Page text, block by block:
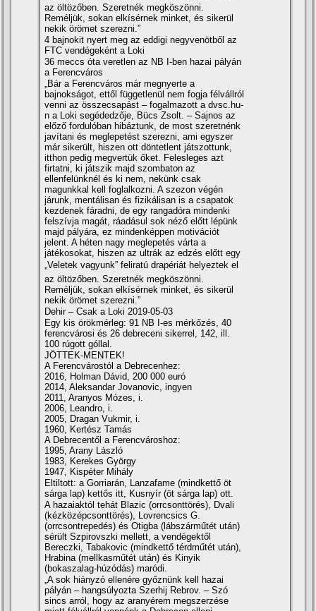
az öltözőben. Szeretnék megköszönni.
Reméljük, sokan elkí­sérnek minket, és sikerül
nekik örömet szerezni.”
4 bajnokit nyert meg az eddigi negyvenötből az
FTC vendégeként a Loki
36 meccs óta veretlen az NB I-ben hazai pályán
a Ferencváros
„Bár a Ferencváros már megnyerte a
bajnokságot, ettől függetlenül nem fogja félvállról
venni az összecsapást – fogalmazott a dvsc.hu-
n a Loki segédedzője, Bücs Zsolt. – Sajnos az
előző fordulóban hibáztunk, de most szeretnénk
javí­tani és meglepetést szerezni, ami egyszer
már sikerült, hiszen ott döntetlent játszottunk,
itthon pedig megvertük őket. Felesleges azt
firtatni, ki játszik majd szombaton az
ellenfelünknél és ki nem, nekünk csak
magunkkal kell foglalkozni. A szezon végén
járunk, mentálisan és fizikálisan is a csapatok
kezdenek fáradni, de egy rangadóra mindenki
felszí­vja magát, ráadásul sok néző előtt lépünk
majd pályára, ez mindenképpen motivációt
jelent. A héten nagy meglepetés várta a
játékosokat, hiszen az ultrák az edzés előtt egy
„Veletek vagyunk” feliratú drapériát helyeztek el
az öltözőben. Szeretnék megköszönni.
Reméljük, sokan elkí­sérnek minket, és sikerül
nekik örömet szerezni.”
Dehir – Csak a Loki 2019-05-03
Egy kis örökmérleg: 91 NB I-es mérkőzés, 40
ferencvárosi és 26 debreceni sikerrel, 142, ill.
100 rúgott góllal.
JÖTTEK-MENTEK!
A Ferencvárostól a Debrecenhez:
2016, Holman Dávid, 200 000 euró
2014, Aleksandar Jovanovic, ingyen
2011, Aranyos Mózes, i.
2006, Leandro, i.
2005, Dragan Vukmir, i.
1960, Kertész Tamás
A Debrecentől a Ferencvároshoz:
1995, Arany László
1983, Kerekes György
1947, Kispéter Mihály
Eltiltott: a Gorriarán, Lanzafame (mindkettő öt
sárga lap) kettős itt, Kusnyí­r (öt sárga lap) ott.
A hazaiaktól tehát Blazic (orrcsonttörés), Dvali
(kézközépcsonttörés), Lovrencsics G.
(orrcsontrepedés) és Otigba (lábszárműtét után)
sérült Szpirovszki mellett, a vendégektől
Bereczki, Tabakovic (mindkettő térdműtét után),
Hrabina (mellkasműtét után) és Kinyik
(bokaszalag-húzódás) maródi.
„A sok hiányzó ellenére győznünk kell hazai
pályán – hangsúlyozta Szerhij Rebrov. – Szó
sincs arról, hogy az aranyérem megszerzése